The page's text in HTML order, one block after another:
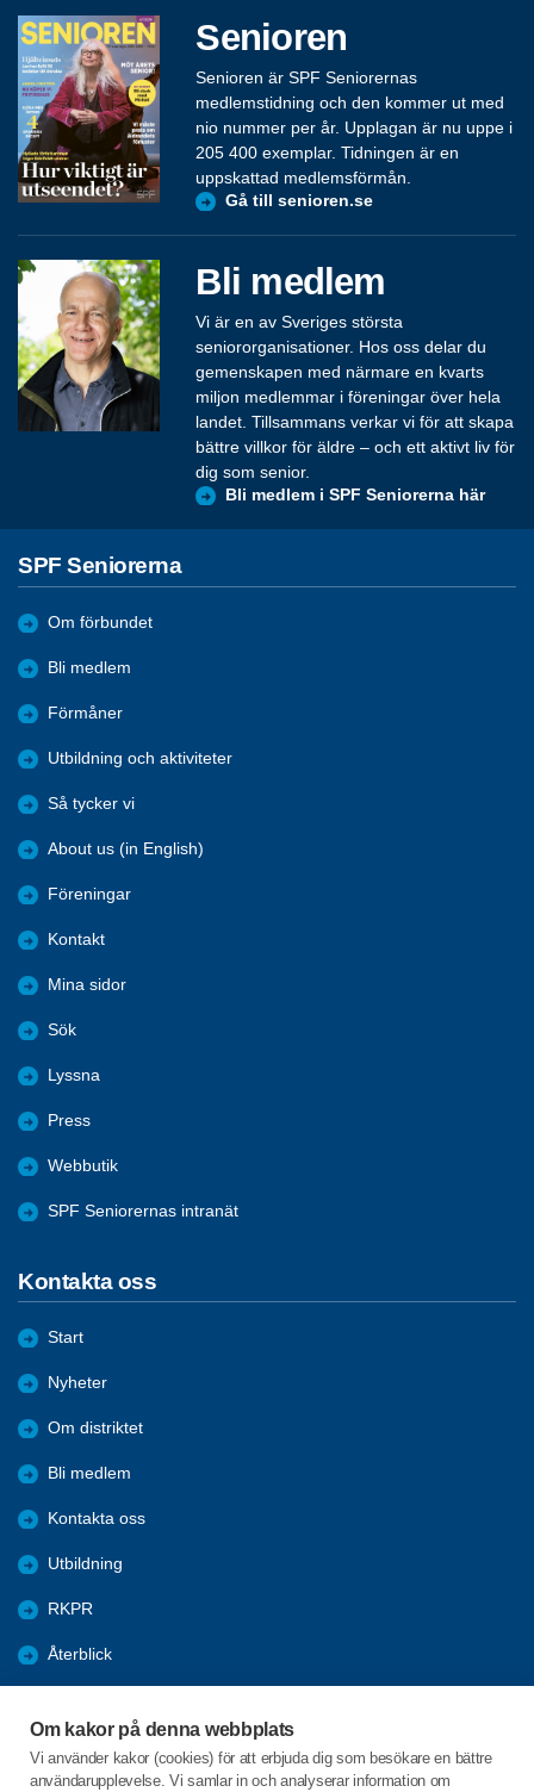
Om kakor på denna webbplats
Vi använder kakor (cookies) för att erbjuda dig som besökare en bättre
användarupplevelse. Vi samlar in och analyserar information om
Senioren
Senioren är SPF Seniorernas
medlemstidning och den kommer ut med
nio nummer per år. Upplagan är nu uppe i
205 400 exemplar. Tidningen är en
uppskattad medlemsförmån.
Gå till senioren.se
Bli medlem
Vi är en av Sveriges största
seniororganisationer. Hos oss delar du
gemenskapen med närmare en kvarts
miljon medlemmar i föreningar över hela
landet. Tillsammans verkar vi för att skapa
bättre villkor för äldre – och ett aktivt liv för
dig som senior.
Bli medlem i SPF Seniorerna här
SPF Seniorerna
Om förbundet
Bli medlem
Förmåner
Utbildning och aktiviteter
Så tycker vi
About us (in English)
Föreningar
Kontakt
Mina sidor
Sök
Lyssna
Press
Webbutik
SPF Seniorernas intranät
Kontakta oss
Start
Nyheter
Om distriktet
Bli medlem
Kontakta oss
Utbildning
RKPR
Återblick